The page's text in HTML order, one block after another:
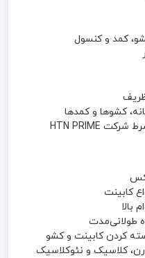
کمد و کنسول
کشوها و کمدها
کابینت
بالا
طولانی‌مدت
کردن کابینت و کشو
کلاسیک و نئوکلاسیک